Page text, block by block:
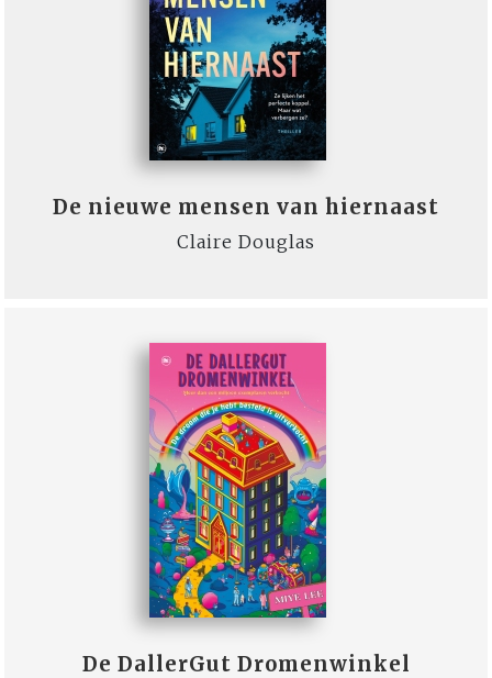
De nieuwe mensen van hiernaast
Claire Douglas
De DallerGut Dromenwinkel